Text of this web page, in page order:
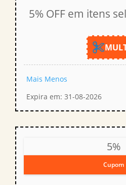
5% OFF em itens
Mais Menos
Expira em: 31-08-2026
5%
Cupom